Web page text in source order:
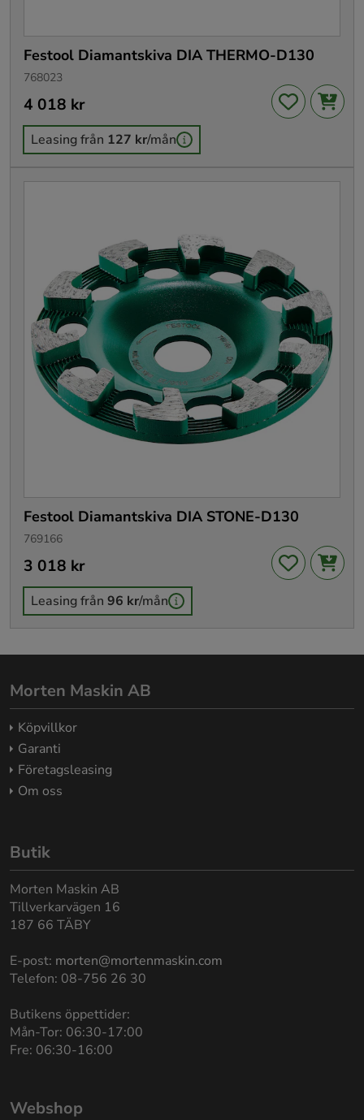
Festool Diamantskiva DIA THERMO-D130
768023
Pris:4 018 kr
4 018 kr
Leasing från 127 kr/mån
Festool Diamantskiva DIA STONE-D130
769166
Pris:3 018 kr
3 018 kr
Leasing från 96 kr/mån
Morten Maskin AB
Köpvillkor
Garanti
Företagsleasing
Om oss
Butik
Morten Maskin AB
Tillverkarvägen 16
187 66 TÄBY
E-post: morten@mortenmaskin.com
Telefon: 08-756 26 30
Butikens öppettider:
Mån-Tor: 06:30-17:00
Fre: 06:30-16:00
Webshop